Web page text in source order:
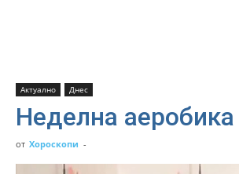
Актуално Днес
Неделна аеробика
от Хороскопи -